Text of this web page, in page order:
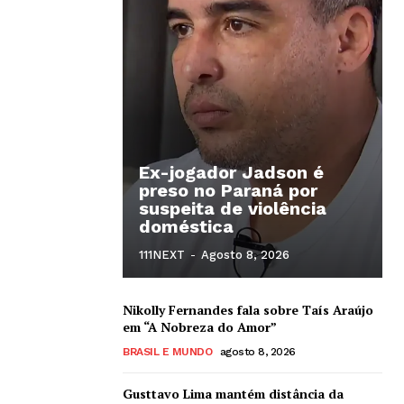
Ex-jogador Jadson é
preso no Paraná por
suspeita de violência
doméstica
111NEXT - Agosto 8, 2026
Nikolly Fernandes fala sobre Taís Araújo
em “A Nobreza do Amor”
BRASIL E MUNDO agosto 8, 2026
Gusttavo Lima mantém distância da